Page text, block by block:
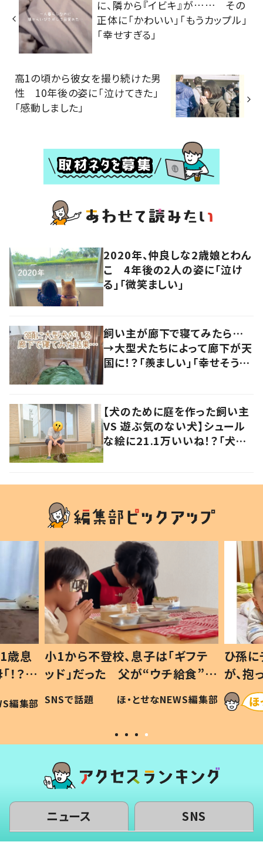
に、隣から『イビキ』が…… その
正体に「かわいい」「もうカップル」
「幸せすぎる」
高1の頃から彼女を撮り続けた男
性 10年後の姿に「泣けてきた」
「感動しました」
2020年、仲良しな2歳娘とわん
こ 4年後の2人の姿に「泣け
る」「微笑ましい」
飼い主が廊下で寝てみたら…
→大型犬たちによって廊下が天
国に！？「羨ましい」「幸せそう」
【犬のために庭を作った飼い主
VS 遊ぶ気のない犬】シュール
な絵に21.1万いいね！？「犬の
歳息
？」
編集部
小1から不登校、息子は「ギフテ
ッド」だった 父が“ウチ給食”を
作り続ける理由とは #令和の親
#令和の子
SNSで話題 ほ・とせなNEWS編集部
ひ孫
が、
「涙が
い」
ニュース SNS